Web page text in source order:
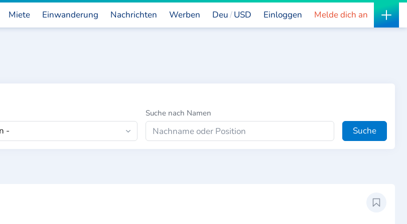
Werben
Miete Einwanderung Nachrichten Deu USD Einloggen Melde dich an
Suche nach Namen
Suche